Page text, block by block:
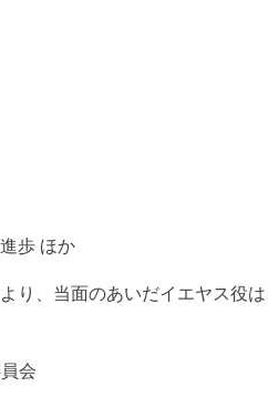
歩 ほか
り、当面のあいだイエヤス役は
会